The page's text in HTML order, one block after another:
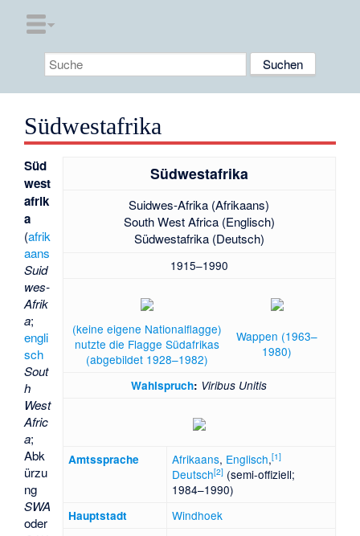
Südwestafrika
Südwestafrika
Suidwes-Afrika (Afrikaans)
South West Africa(Englisch)
Südwestafrika (Deutsch)
1915–1990
(keine eigene Nationalflagge)
nutzte die Flagge Südafrikas
(abgebildet 1928–1982)
Wappen (1963–
1980)
Wahlspruch: Viribus Unitis
Amtssprache Afrikaans, Englisch,[1]
Deutsch[2] (semi-offiziell;
1984–1990)
Hauptstadt Windhoek
Süd
west
afrik
a
(afrik
aans
Suid
wes-
Afrik
a;
engli
sch
Sout
h
West
Afric
a;
Abk
ürzu
ng
SWA
oder